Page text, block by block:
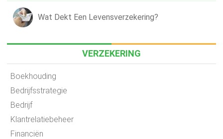
Wat Dekt Een Levensverzekering?
VERZEKERING
Boekhouding
Bedrijfsstrategie
Bedrijf
Klantrelatiebeheer
Financiën